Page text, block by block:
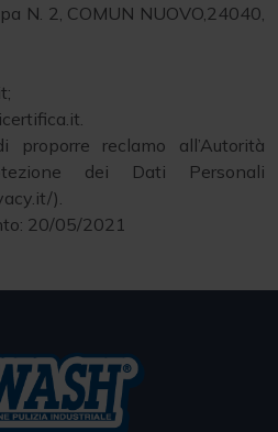
N. 2, COMUN NUOVO,24040,
reclamo all’Autorità
dei Dati Personali
).
20/05/2021